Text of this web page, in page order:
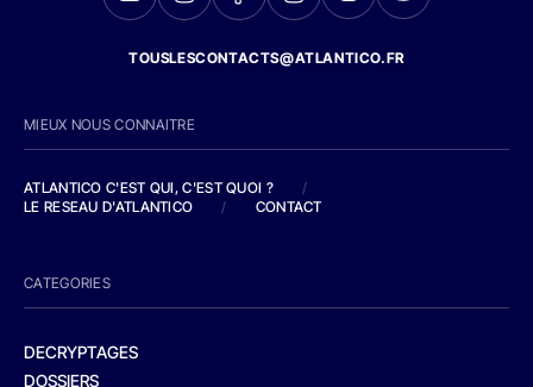
TOUSLESCONTACTS@ATLANTICO.FR
MIEUX NOUS CONNAITRE
ATLANTICO C'EST QUI, C'EST QUOI ?
/
LE RESEAU D'ATLANTICO
/ CONTACT
CATEGORIES
DECRYPTAGES
DOSSIERS